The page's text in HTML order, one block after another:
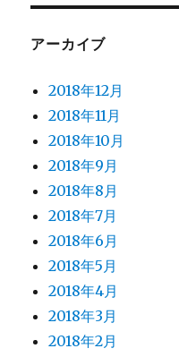
アーカイブ
2018年12月
2018年11月
2018年10月
2018年9月
2018年8月
2018年7月
2018年6月
2018年5月
2018年4月
2018年3月
2018年2月